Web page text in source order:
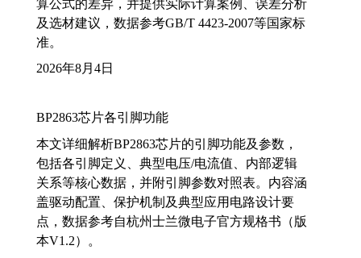
算公式的差异，并提供实际计算案例、误差分析
及选材建议，数据参考GB/T 4423-2007等国家标
准。
2026年8月4日
BP2863芯片各引脚功能
本文详细解析BP2863芯片的引脚功能及参数，
包括各引脚定义、典型电压/电流值、内部逻辑
关系等核心数据，并附引脚参数对照表。内容涵
盖驱动配置、保护机制及典型应用电路设计要
点，数据参考自杭州士兰微电子官方规格书（版
本V1.2）。